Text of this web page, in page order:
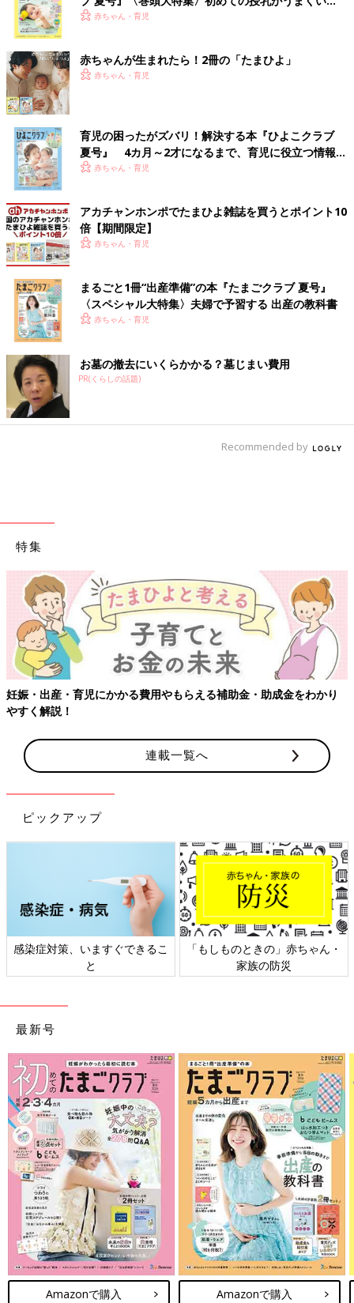
く！ おっぱい・ミルクの基本と夏のトラブル 解決テ
赤ちゃん・育児
赤ちゃんが生まれたら！2冊の「たまひよ」
赤ちゃん・育児
育児の困ったがズバリ！解決する本『ひよこクラブ
夏号』 4カ月～2才になるまで、育児に役立つ情報が
いっぱい！
赤ちゃん・育児
アカチャンホンポでたまひよ雑誌を買うとポイント10
倍【期間限定】
赤ちゃん・育児
まるごと1冊“出産準備”の本『たまごクラブ 夏号』
〈スペシャル大特集〉夫婦で予習する 出産の教科書
赤ちゃん・育児
お墓の撤去にいくらかかる？墓じまい費用
PR(くらしの話題)
Recommended by
特集
妊娠・出産・育児にかかる費用やもらえる補助金・助成金をわかり
やすく解説！
連載一覧へ
ピックアップ
感染症対策、いますぐできるこ
と
「もしものときの」赤ちゃん・
家族の防災
最新号
Amazonで購入 Amazonで購入